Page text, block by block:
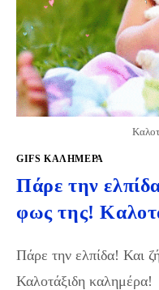
GIFS KΑΛΗΜΈΡΑ
Πάρε την
φως της!
Πάρε την ελπίδα! Και
Καλοτάξιδη